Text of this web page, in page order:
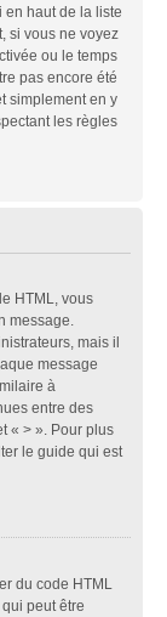
en haut de la liste
si vous ne voyez
ou le temps
pas encore été
simplement en y
les règles
HTML, vous
message.
mais il
message
à
entre des
« > ». Pour plus
le guide qui est
du code HTML
peut être